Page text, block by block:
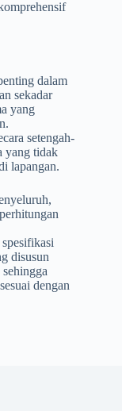
dalam
sekadar
yang
setengah-
yang tidak
lapangan.
disusun
dengan